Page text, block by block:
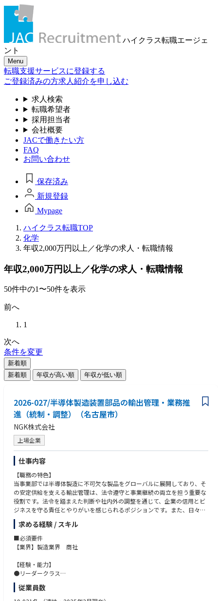
ハイクラス転職エージェ
ント
Menu
転職支援サービスに登録する
ご登録済みの方求人紹介を申し込む
求人検索
転職希望者
採用担当者
会社概要
JACで働きたい方
FAQ
お問い合わせ
保存済み
新規登録
Mypage
ハイクラス転職TOP
化学
年収2,000万円以上／化学の求人・転職情報
年収2,000万円以上／化学の求人・転職情報
50件中の1〜50件を表示
前へ
1
次へ
条件を変更
新着順
新着順
年収が高い順 年収が低い順
2026-027/半導体製造装置部品の輸出管理・業務推
進（統制・調整）（名古屋市）
NGK株式会社
上場企業
仕事内容
【職務の特色】
当事業部では半導体製造に不可欠な製品をグローバルに展開しており、そ
の安定供給を支える輸出管理は、法令遵守と事業継続の両立を担う重要な
役割です。法令を踏まえた判断や社内外の調整を通じて、企業の信用とビ
ジネスを守る責任とやりがいを感じられるポジションです。また、日々変
化する国際情勢や規制に対応する中で、専門性を高め続けられる環境があ
ります。幅広い経験を経て将来的には輸出管理体制の高度化やメンバーマ
ネジメントの中核として活躍いただくことを期待しています。また、キャ
リアの1例としてマーケティング・予算管理・営業DXなど幅広い領域で事
【職務の概要 】
する統制業務を担っていただきます。当社が大切にする”信頼”を支える仕
事です。
求める経験 / スキル
■必須要件
【業界】製造業界 商社
【経験・能力】
●リーダークラス
・社内外との折衝・調整業務経験（職種不問）：10年以上
・貿易実務、物流、または輸出入に関する業務経験（職種不問）：3年以
従業員数